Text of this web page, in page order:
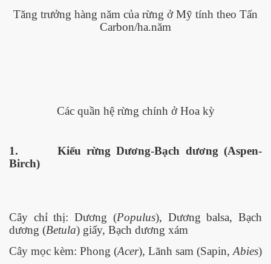
Tăng trưởng hàng năm của rừng ở Mỹ tính theo Tấn
Carbon/ha.năm
Các quần hệ rừng chính ở Hoa kỳ
1.
Kiểu rừng Dương-Bạch dương (Aspen-
Birch)
Cây chỉ thị: Dương (Populus), Dương balsa, Bạch
dương (Betula) giấy, Bạch dương xám
Cây mọc kèm: Phong (Acer), Lãnh sam (Sapin, Abies)